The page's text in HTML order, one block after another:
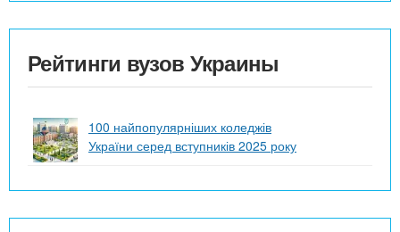
Рейтинги вузов Украины
100 найпопулярніших коледжів
України серед вступників 2025 року